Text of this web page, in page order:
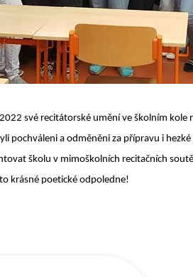
své recitátorské umění ve školním
pochváleni a odměněni za přípravu i
školu v mimoškolních recitačních
krásné poetické odpoledne!